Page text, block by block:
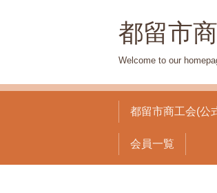
都留市
Welcome to our
都留市商工会(公
会員一覧